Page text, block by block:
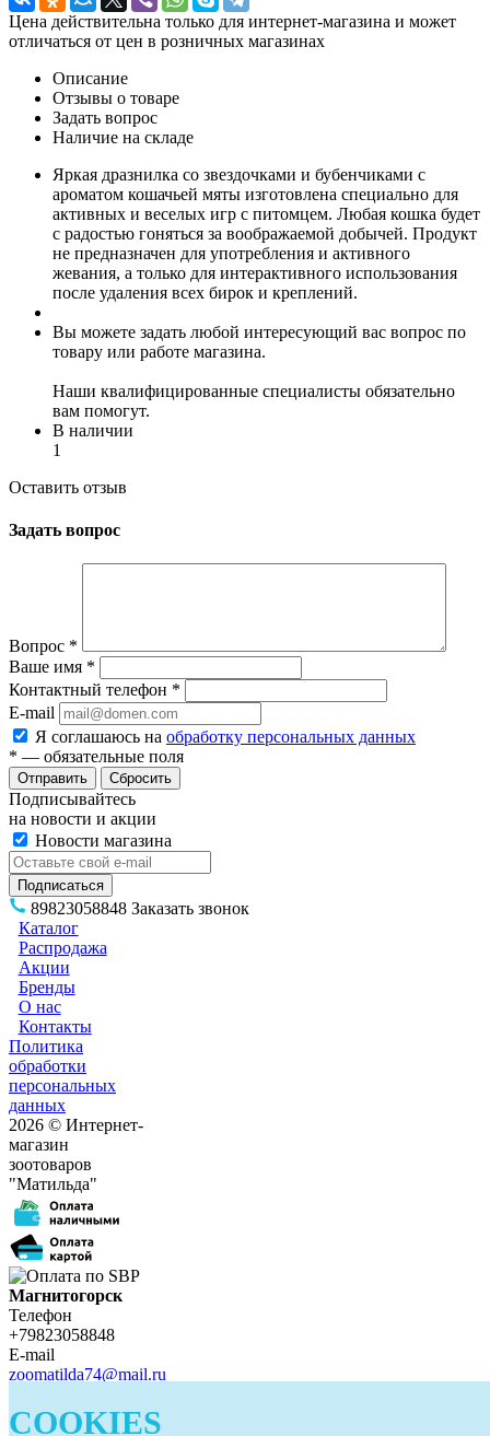
Цена действительна только для интернет-магазина и может
отличаться от цен в розничных магазинах
Описание
Отзывы о товаре
Задать вопрос
Наличие на складе
Яркая дразнилка со звездочками и бубенчиками с
ароматом кошачьей мяты изготовлена специально для
активных и веселых игр с питомцем. Любая кошка будет
с радостью гоняться за воображаемой добычей. Продукт
не предназначен для употребления и активного
жевания, а только для интерактивного использования
после удаления всех бирок и креплений.
Вы можете задать любой интересующий вас вопрос по
товару или работе магазина.
Наши квалифицированные специалисты обязательно
вам помогут.
В наличии
1
Оставить отзыв
Задать вопрос
Вопрос *
Ваше имя *
Контактный телефон *
E-mail
Я соглашаюсь на обработку персональных данных
* — обязательные поля
Сбросить
Подписывайтесь
на новости и акции
Новости магазина
89823058848 Заказать звонок
Каталог
Распродажа
Акции
Бренды
О нас
Контакты
Политика
обработки
персональных
данных
2026 © Интернет-
магазин
зоотоваров
"Матильда"
Магнитогорск
Телефон
+79823058848
E-mail
zoomatilda74@mail.ru
Телефон
COOKIES